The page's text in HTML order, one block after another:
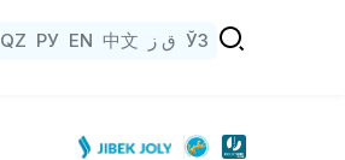
QZ РУ EN 中文 ق ز ЎЗ